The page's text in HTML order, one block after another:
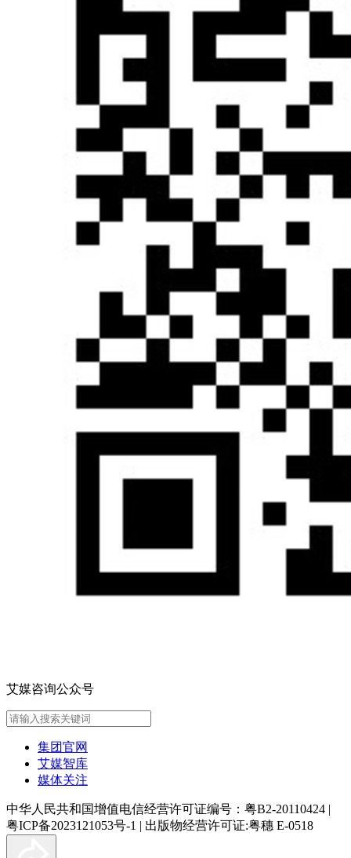
艾媒咨询公众号
集团官网
艾媒智库
媒体关注
中华人民共和国增值电信经营许可证编号：粤B2-20110424 |
粤ICP备2023121053号-1 | 出版物经营许可证:粤穗 E-0518